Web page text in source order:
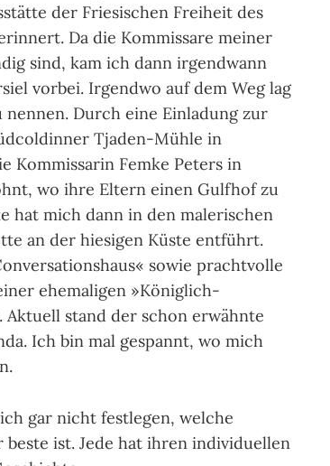
der Friesischen Freiheit des
Da die Kommissare meiner
sind, kam ich dann irgendwann
vorbei. Irgendwo auf dem Weg lag
Durch eine Einladung zur
Tjaden-Mühle in
Kommissarin Femke Peters in
wo ihre Eltern einen Gulfhof zu
hat mich dann in den malerischen
an der hiesigen Küste entführt.
sowie prachtvolle
ehemaligen »Königlich-
Aktuell stand der schon erwähnte
Ich bin mal gespannt, wo mich
gar nicht festlegen, welche
ist. Jede hat ihren individuellen